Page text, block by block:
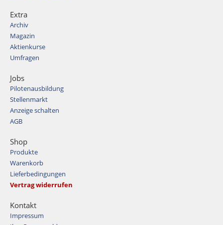
Extra
Archiv
Magazin
Aktienkurse
Umfragen
Jobs
Pilotenausbildung
Stellenmarkt
Anzeige schalten
AGB
Shop
Produkte
Warenkorb
Lieferbedingungen
Vertrag widerrufen
Kontakt
Impressum